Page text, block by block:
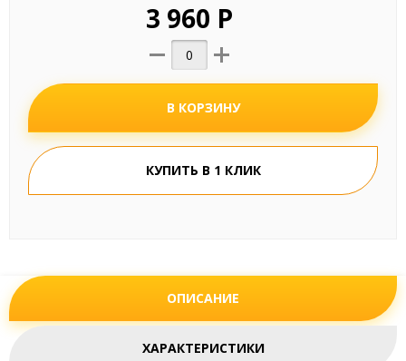
3 960 Р
В КОРЗИНУ
КУПИТЬ В 1 КЛИК
ОПИСАНИЕ
ХАРАКТЕРИСТИКИ